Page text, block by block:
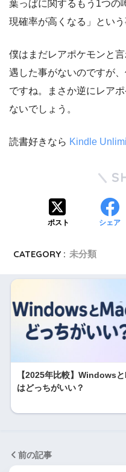
葉っぱに関するもう1つの
現確率が高くなる」という
僕はまだレアポケモンと
遇した事がないのですが
ですね。まさか逆にレア
ないでしょう。
読書好きなら Kindle
ポスト シェア
CATEGORY : 未分類
【2025年比較】Windows
はどっちがいい？
前の記事